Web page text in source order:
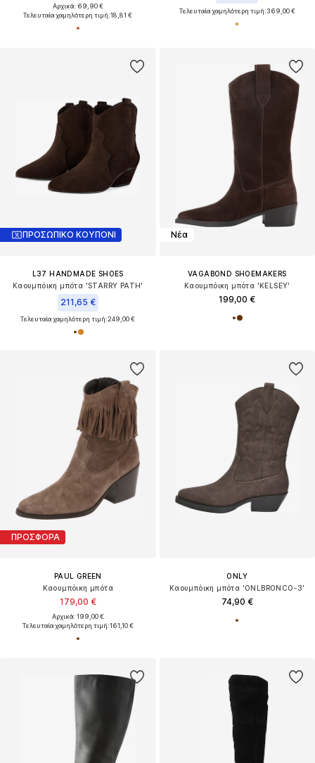
Αρχικά: 69,90 €
Τελευταία χαμηλότερη τιμή:18,81 €
Τελευταία χαμηλότερη τιμή:369,00 €
ΠΡΟΣΩΠΙΚΟ ΚΟΥΠΟΝΙ
L37 HANDMADE SHOES
Καουμπόικη μπότα 'STARRY PATH'
211,65 €
Τελευταία χαμηλότερη τιμή:249,00 €
Νέα
VAGABOND SHOEMAKERS
Καουμπόικη μπότα 'KELSEY'
199,00 €
ΠΡΟΣΦΟΡΑ
PAUL GREEN
Καουμπόικη μπότα
179,00 €
Αρχικά: 199,00 €
Τελευταία χαμηλότερη τιμή:161,10 €
ONLY
Καουμπόικη μπότα 'ONLBRONCO-3'
74,90 €